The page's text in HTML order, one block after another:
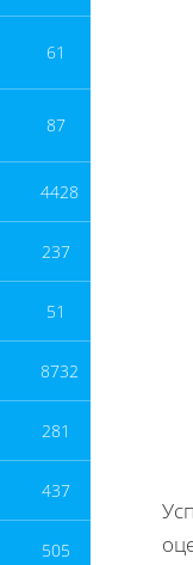
61
87
4428
237
51
8732
281
437
505